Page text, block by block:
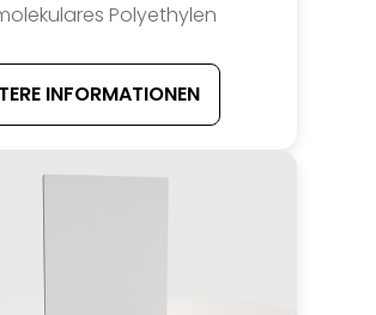
Polyethylen
INFORMATIONEN